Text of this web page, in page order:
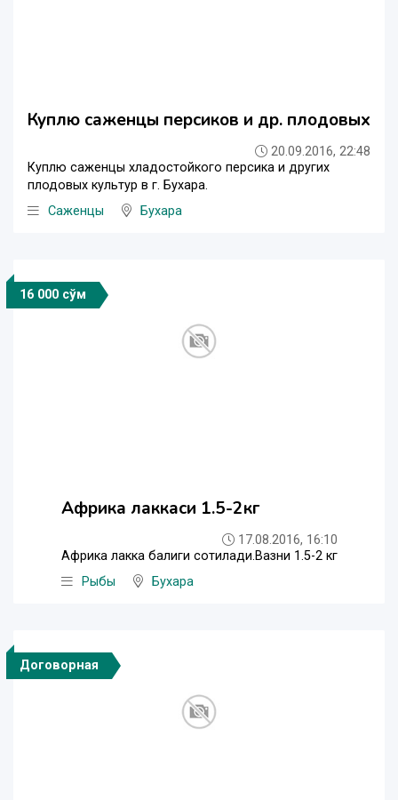
Куплю саженцы персиков и др. плодовых
20.09.2016, 22:48
Куплю саженцы хладостойкого персика и других
плодовых культур в г. Бухара.
Саженцы
Бухара
16 000 сўм
Африка лаккаси 1.5-2кг
17.08.2016, 16:10
Африка лакка балиги сотилади.Вазни 1.5-2 кг
Рыбы
Бухара
Договорная